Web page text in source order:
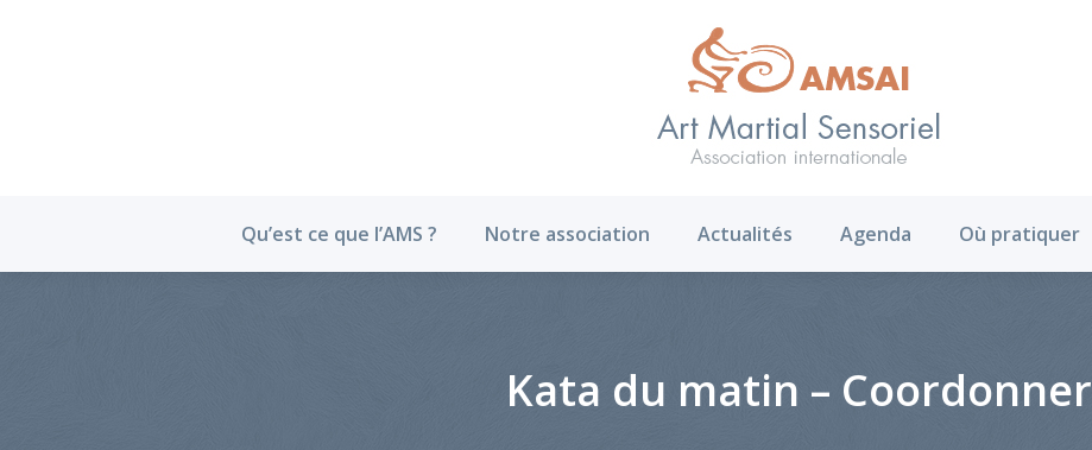
Qu’est ce que l’AMS ? Notre association Actualités Agenda Où pratiquer
Kata du matin – Coordonner
Notre association